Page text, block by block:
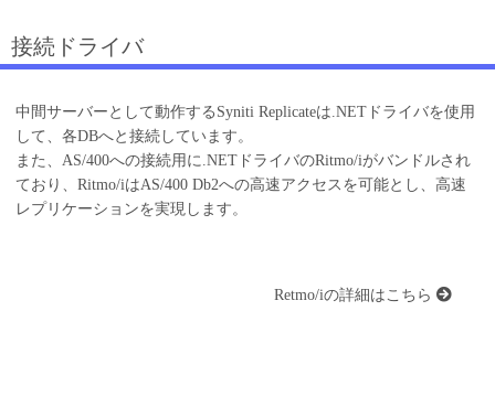
接続ドライバ
中間サーバーとして動作するSyniti Replicateは.NETドライバを使用
して、各DBへと接続しています。
また、AS/400への接続用に.NETドライバのRitmo/iがバンドルされ
ており、Ritmo/iはAS/400 Db2への高速アクセスを可能とし、高速
レプリケーションを実現します。
Retmo/iの詳細はこちら